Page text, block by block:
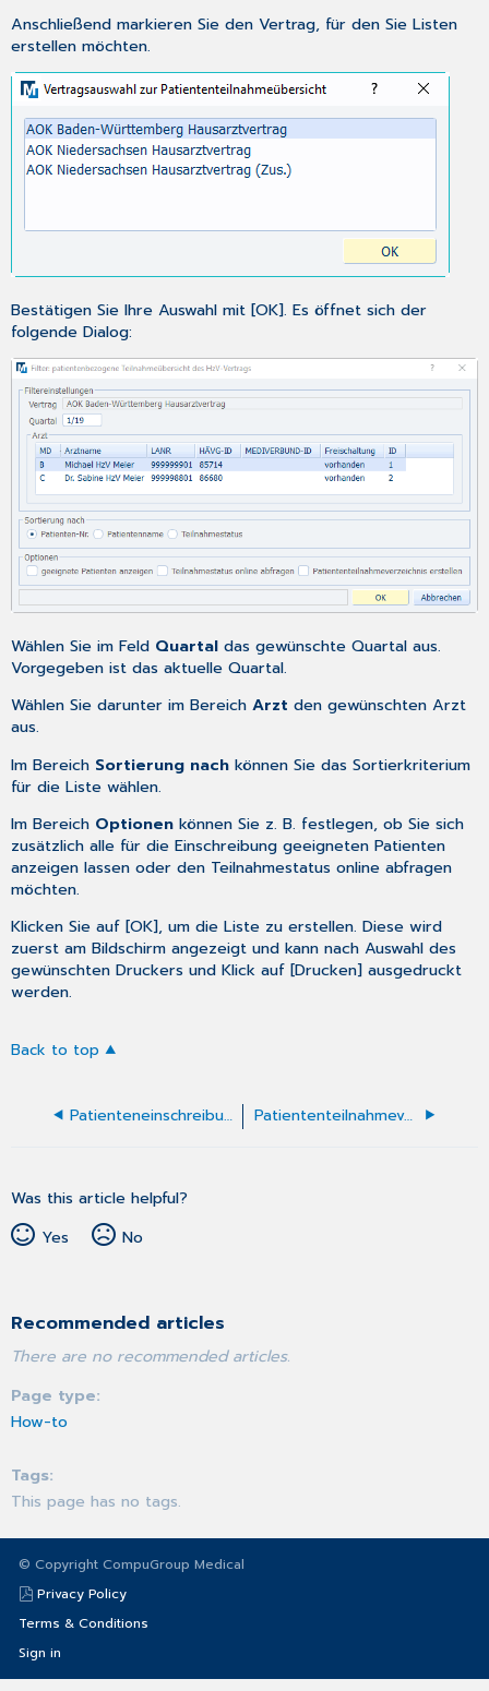
Anschließend markieren Sie den Vertrag, für den Sie Listen
erstellen möchten.
Bestätigen Sie Ihre Auswahl mit [OK]. Es öffnet sich der
folgende Dialog:
Wählen Sie im Feld Quartal das gewünschte Quartal aus.
Vorgegeben ist das aktuelle Quartal.
Wählen Sie darunter im BereichArzt den gewünschten Arzt
aus.
Im Bereich Sortierung nach können Sie das Sortierkriterium
für die Liste wählen.
Im Bereich Optionen können Sie z. B. festlegen, ob Sie sich
zusätzlich alle für die Einschreibung geeigneten Patienten
anzeigen lassen oder den Teilnahmestatus online abfragen
möchten.
Klicken Sie auf [OK], um die Liste zu erstellen. Diese wird
zuerst am Bildschirm angezeigt und kann nach Auswahl des
gewünschten Druckers und Klick auf [Drucken] ausgedruckt
werden.
Back to top
Patienteneinschreibung Patiententeilnahmeverzeichnis
Was this article helpful?
Yes
No
Recommended articles
There are no recommended articles.
Page type
How-to
Tags
This page has no tags.
© Copyright CompuGroup Medical
Privacy Policy
Terms & Conditions
Sign in